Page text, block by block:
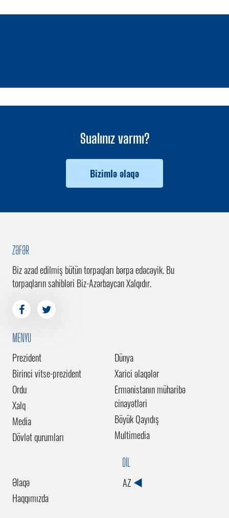
Sualınız varmı?
Bizimlə əlaqə
ZƏFƏR
Biz azad edilmiş bütün torpaqları bərpa edəcəyik. Bu
torpaqların sahibləri Biz-Azərbaycan Xalqıdır.
MENYU
Prezident
Birinci vitse-prezident
Ordu
Xalq
Media
Dövlət qurumları
Dünya
Xarici əlaqələr
Ermənistanın müharibə
cinayətləri
Böyük Qayıdış
Multimedia
Əlaqə
Haqqımızda
DİL
AZ